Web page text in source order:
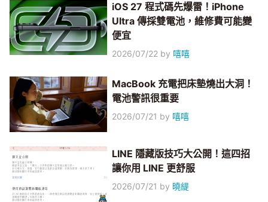
iOS 27 程式碼先爆雷！iPhone
Ultra 傳採雙電池，維修費可能變
便宜
2026/07/22 by 嘻嘻
MacBook 充電把床墊燒出大洞！
電池警訊很重要
2026/07/21 by 嘻嘻
LINE 隱藏版技巧大公開！這四招
讓你用 LINE 更舒服
2026/07/21 by 曉緹